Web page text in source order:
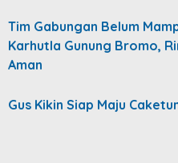
Tim Gabungan Belum
Karhutla Gunung Bromo,
Aman
Gus Kikin Siap Maju